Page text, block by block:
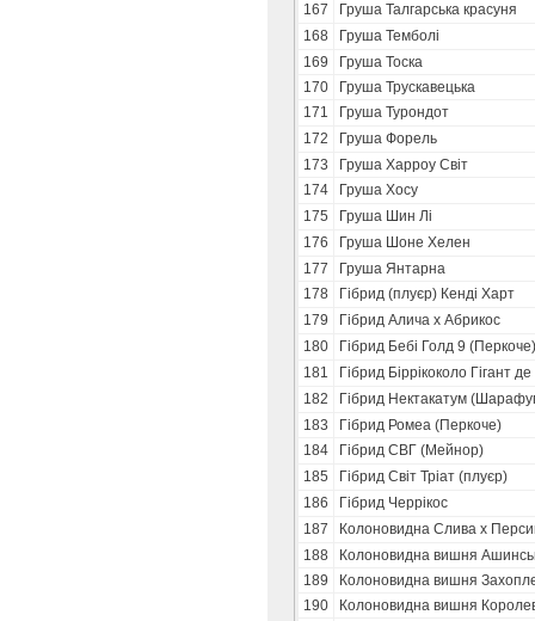
167
Груша Талгарська красуня
168
Груша Темболі
169
Груша Тоска
170
Груша Трускавецька
171
Груша Турондот
172
Груша Форель
173
Груша Харроу Світ
174
Груша Хосу
175
Груша Шин Лі
176
Груша Шоне Хелен
177
Груша Янтарна
178
Гібрид (плуєр) Кенді Харт
179
Гібрид Алича х Абрикос
180
Гібрид Бебі Голд 9 (Перкоче)
181
Гібрид Біррікоколо Гігант
182
Гібрид Нектакатум
183
Гібрид Ромеа (Перкоче)
184
Гібрид СВГ (Мейнор)
185
Гібрид Світ Тріат (плуєр)
186
Гібрид Черрікос
187
Колоновидна Слива х
188
Колоновидна вишня
189
Колоновидна вишня
190
Колоновидна вишня